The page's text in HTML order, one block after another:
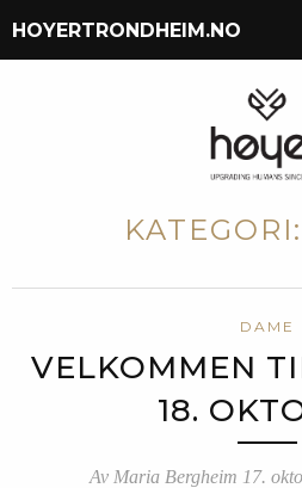
HOYERTRONDHEIM.NO
KATEGORI:
DAME
VELKOMMEN
18.
Av Maria Bergheim 17.